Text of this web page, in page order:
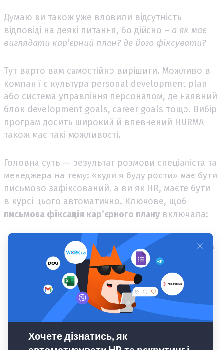
Думаю ви також уже вловили відсутність
відповіді на деякі питання, бо дійсно – а як має
виглядати кар’єрний план? де його фіксувати?
Тут варто вам самостійно вирішити. Можливо в
компанії є культура personal development plan
або система управління персоналом, де наявний
блок development goals, career goals тощо. Вибір
програм досить широкий й впевнений HURMA
також має такі можливості.
Головна суть — результат розмови спеціаліста та
менеджера на тему: «куди я буду рости» має бути
письмово зафіксований, а ви як HR, маєте бути
в курсі цього автоматично. Ключове, щоб
письмова фіксація кар’єрного плану включала:
поточний стан та потенційно нову посаду / роль
які навички слід підтягнути, курси пройти,
сертифікації отримати
які проєкти успішно закрити, завдання якого
рівня виконувати
чіткі Key Results по яких стане зрозуміло, що